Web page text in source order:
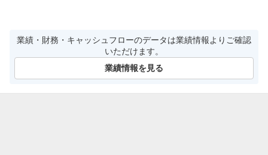
業績・財務・キャッシュフローのデータは業績情報よりご確認
いただけます。
業績情報を見る